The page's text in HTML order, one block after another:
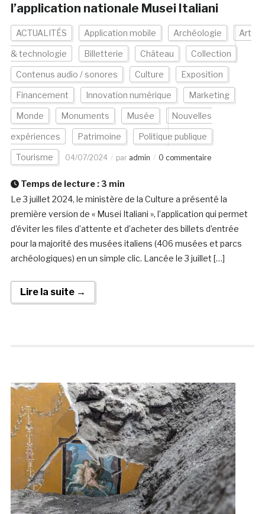
l’application nationale Musei Italiani
ACTUALITÉS Application mobile Archéologie Art
& technologie Billetterie Château Collection
Contenus audio / sonores Culture Exposition
Financement Innovation numérique Marketing
Monde Monuments Musée Nouvelles
expériences Patrimoine Politique publique
Tourisme 04/07/2024 par admin 0 commentaire
Temps de lecture : 3 min
Le 3 juillet 2024, le ministère de la Culture a présenté la
première version de « Musei Italiani », l’application qui permet
d’éviter les files d’attente et d’acheter des billets d’entrée
pour la majorité des musées italiens (406 musées et parcs
archéologiques) en un simple clic. Lancée le 3 juillet […]
Lire la suite →